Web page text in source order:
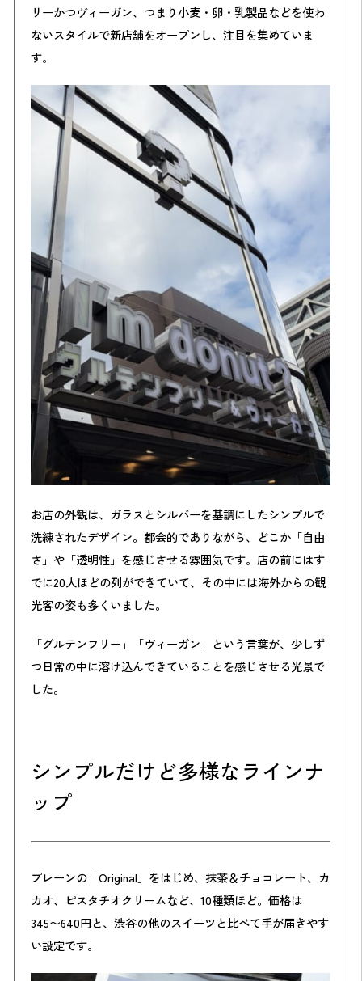
リーかつヴィーガン、つまり小麦・卵・乳製品などを使わ
ないスタイルで新店舗をオープンし、注目を集めていま
す。
お店の外観は、ガラスとシルバーを基調にしたシンプルで
洗練されたデザイン。都会的でありながら、どこか「自由
さ」や「透明性」を感じさせる雰囲気です。店の前にはす
でに20人ほどの列ができていて、その中には海外からの観
光客の姿も多くいました。
「グルテンフリー」「ヴィーガン」という言葉が、少しず
つ日常の中に溶け込んできていることを感じさせる光景で
した。
シンプルだけど多様なラインナ
ップ
プレーンの「Original」をはじめ、抹茶＆チョコレート、カ
カオ、ピスタチオクリームなど、10種類ほど。価格は
345〜640円と、渋谷の他のスイーツと比べて手が届きやす
い設定です。